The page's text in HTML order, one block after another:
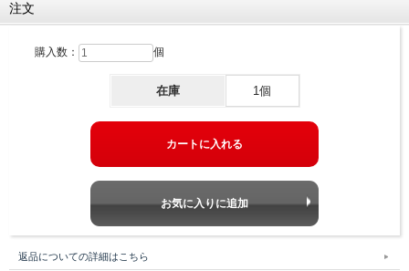
注文
購入数： 個
在庫 1個
返品についての詳細はこちら